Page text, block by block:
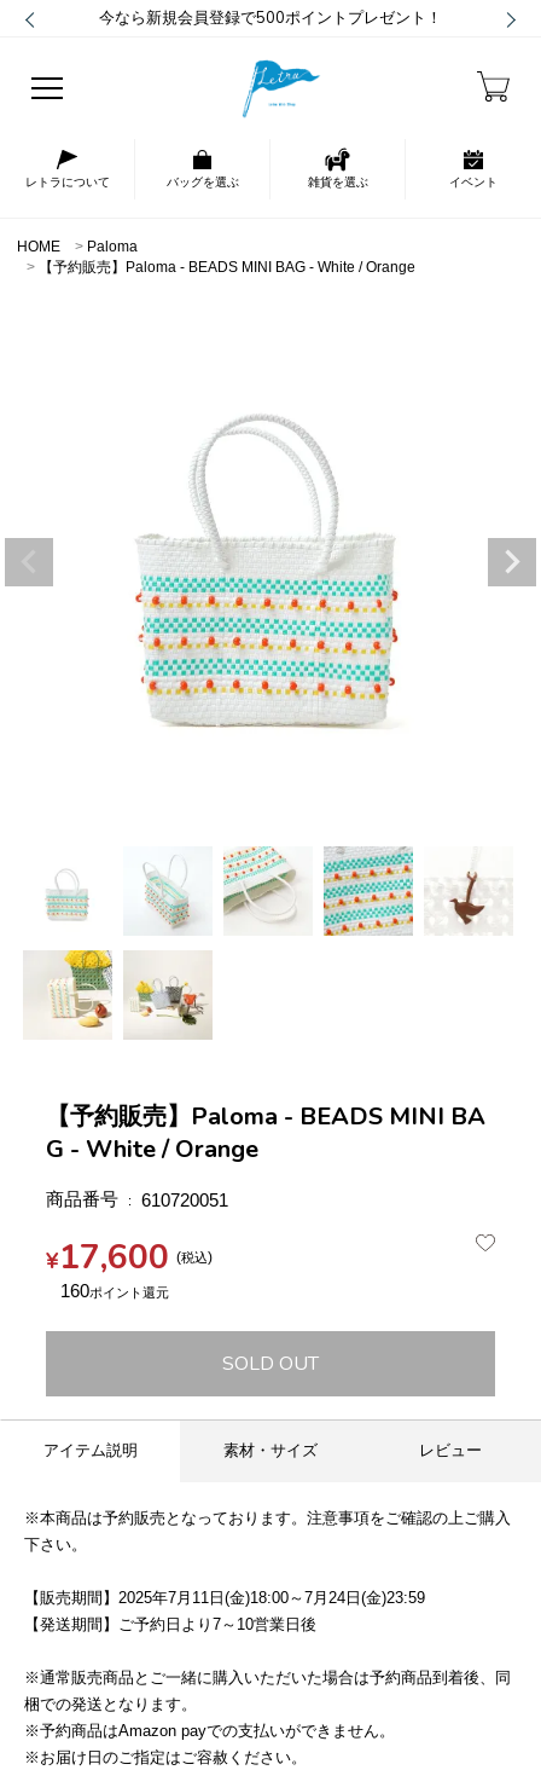
今なら新規会員登録で500ポイントプレゼント！
レトラについて バッグを選ぶ 雑貨を選ぶ イベント
HOME
Paloma
【予約販売】Paloma - BEADS MINI BAG - White / Orange
【予約販売】Paloma - BEADS MINI BA
G - White / Orange
商品番号 610720051
¥17,600 税込
160
SOLD OUT
アイテム説明 素材・サイズ レビュー
※本商品は予約販売となっております。注意事項をご確認の上ご購入
下さい。
【販売期間】2025年7月11日(金)18:00～7月24日(金)23:59
【発送期間】ご予約日より7～10営業日後
※通常販売商品とご一緒に購入いただいた場合は予約商品到着後、同
梱での発送となります。
※予約商品はAmazon payでの支払いができません。
※お届け日のご指定はご容赦ください。